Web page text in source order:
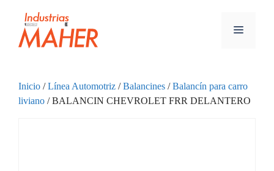
Inicio /Línea Automotriz /Balancines /Balancín para carro
liviano / BALANCIN CHEVROLET FRR DELANTERO